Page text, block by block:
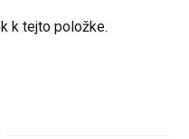
k tejto položke.